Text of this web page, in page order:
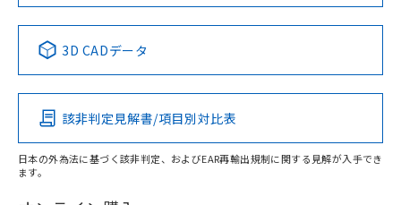
Pb Hg Cd Cr(VI)
O
No No No No
この製品の規格認証/適合状況ページへ
その他の認証はこちらのページからご検索ください
3D CADデータ
該非判定見解書/項目別対比表
日本の外為法に基づく該非判定、およびEAR再輸出規制に関する見解が入手でき
ます。